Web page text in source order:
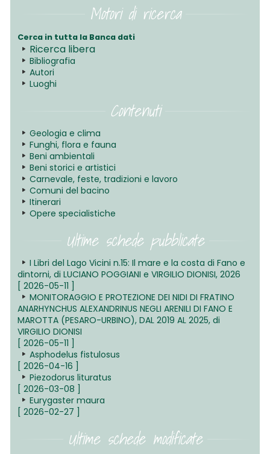
Motori di ricerca
Cerca in tutta la Banca dati
Ricerca libera
Bibliografia
Autori
Luoghi
Contenuti
Geologia e clima
Funghi, flora e fauna
Beni ambientali
Beni storici e artistici
Carnevale, feste, tradizioni e lavoro
Comuni del bacino
Itinerari
Opere specialistiche
Ultime schede pubblicate
I Libri del Lago Vicini n.15: Il mare e la costa di Fano e
dintorni, di LUCIANO POGGIANI e VIRGILIO DIONISI, 2026
[ 2026-05-11 ]
MONITORAGGIO E PROTEZIONE DEI NIDI DI FRATINO
ANARHYNCHUS ALEXANDRINUS NEGLI ARENILI DI FANO E
MAROTTA (PESARO-URBINO), DAL 2019 AL 2025, di
VIRGILIO DIONISI
[ 2026-05-11 ]
Asphodelus fistulosus
[ 2026-04-16 ]
Piezodorus lituratus
[ 2026-03-08 ]
Eurygaster maura
[ 2026-02-27 ]
Ultime schede modificate